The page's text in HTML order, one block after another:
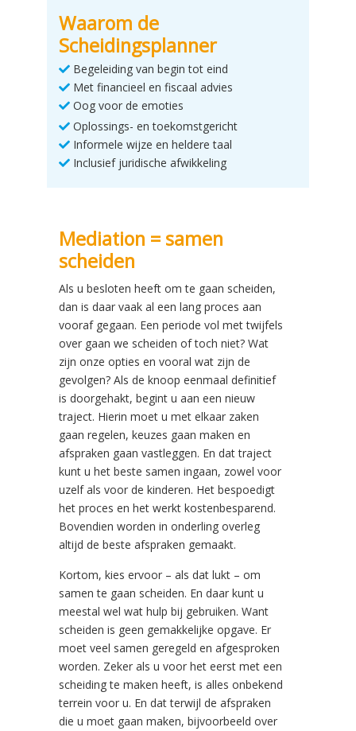
Waarom de
Scheidingsplanner
Begeleiding van begin tot eind
Met financieel en fiscaal advies
Oog voor de emoties
Oplossings- en toekomstgericht
Informele wijze en heldere taal
Inclusief juridische afwikkeling
Mediation = samen
scheiden
Als u besloten heeft om te gaan scheiden,
dan is daar vaak al een lang proces aan
vooraf gegaan. Een periode vol met twijfels
over gaan we scheiden of toch niet? Wat
zijn onze opties en vooral wat zijn de
gevolgen? Als de knoop eenmaal definitief
is doorgehakt, begint u aan een nieuw
traject. Hierin moet u met elkaar zaken
gaan regelen, keuzes gaan maken en
afspraken gaan vastleggen. En dat traject
kunt u het beste samen ingaan, zowel voor
uzelf als voor de kinderen. Het bespoedigt
het proces en het werkt kostenbesparend.
Bovendien worden in onderling overleg
altijd de beste afspraken gemaakt.
Kortom, kies ervoor – als dat lukt – om
samen te gaan scheiden. En daar kunt u
meestal wel wat hulp bij gebruiken. Want
scheiden is geen gemakkelijke opgave. Er
moet veel samen geregeld en afgesproken
worden. Zeker als u voor het eerst met een
scheiding te maken heeft, is alles onbekend
terrein voor u. En dat terwijl de afspraken
die u moet gaan maken, bijvoorbeeld over